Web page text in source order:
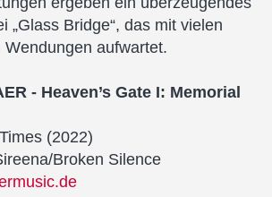
„Glass Bridge“, das mit vielen
aufwartet.
- Heaven’s Gate I: Memorial
(2022)
Broken Silence